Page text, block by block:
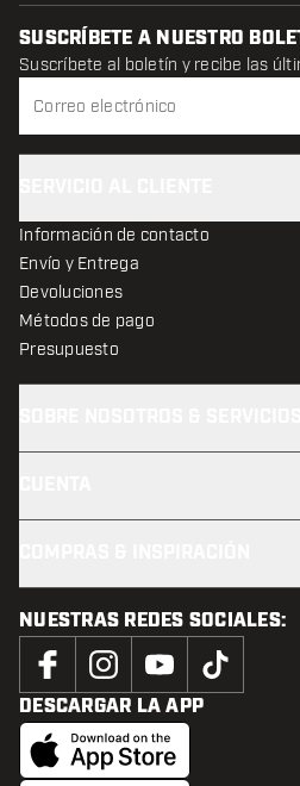
SUSCRÍBETE A NUESTRO
Suscríbete al boletín y recibe las
Información de contacto
Envío y Entrega
Devoluciones
Métodos de pago
Presupuesto
NUESTRAS REDES SOCIALES:
DESCARGAR LA APP